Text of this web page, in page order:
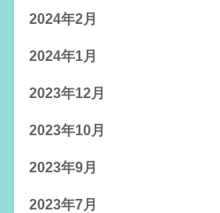
2024年2月
2024年1月
2023年12月
2023年10月
2023年9月
2023年7月